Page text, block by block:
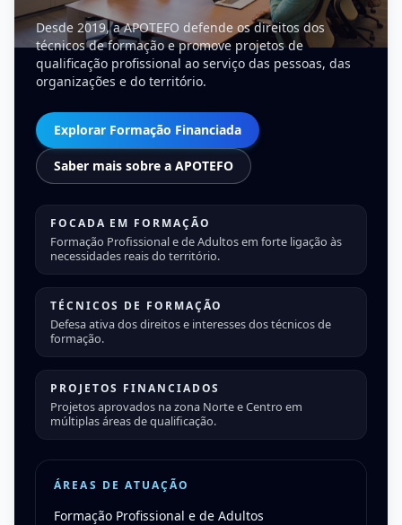
Desde 2019, a APOTEFO defende os direitos dos
técnicos de formação e promove projetos de
qualificação profissional ao serviço das pessoas, das
organizações e do território.
Explorar Formação Financiada
Saber mais sobre a APOTEFO
FOCADA EM FORMAÇÃO
Formação Profissional e de Adultos em forte ligação às
necessidades reais do território.
TÉCNICOS DE FORMAÇÃO
Defesa ativa dos direitos e interesses dos técnicos de
formação.
PROJETOS FINANCIADOS
Projetos aprovados na zona Norte e Centro em
múltiplas áreas de qualificação.
ÁREAS DE ATUAÇÃO
Formação Profissional e de Adultos